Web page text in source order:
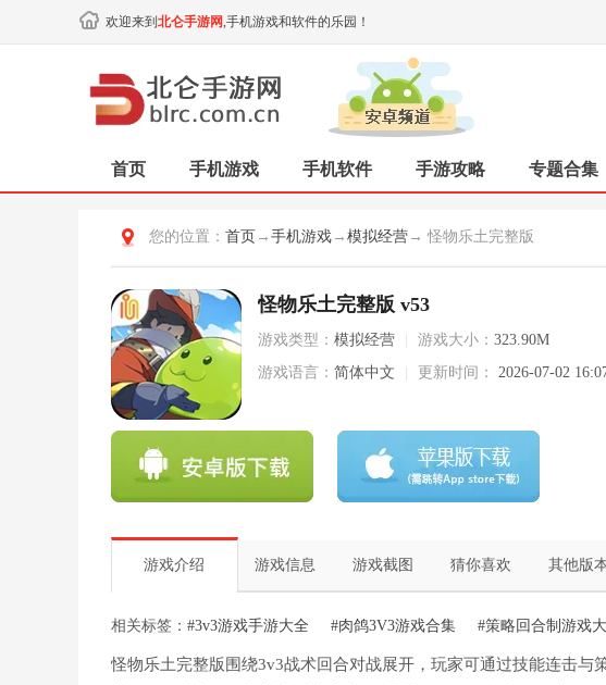
欢迎来到 北仑手游网,手机游戏和软件的乐园！
首页 手机游戏 手机软件 手游攻略 专题合集
您的位置： 首页 → 手机游戏 → 模拟经营 → 怪物乐土完整版
怪物乐土完整版 v53
游戏类型： 模拟经营 游戏大小： 323.90M
游戏语言： 简体中文 更新时间： 2026-07-02
游戏介绍 游戏信息 游戏截图 猜你喜欢 其他版
相关标签： #3v3游戏手游大全 #肉鸽3V3游戏合集 #策略回合制游戏
怪物乐土完整版围绕3v3战术回合对战展开，玩家可通过技能连击与